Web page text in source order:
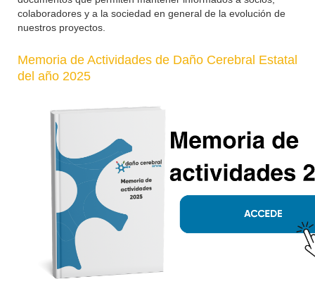
colaboradores y a la sociedad en general de la evolución de
nuestros proyectos.
Memoria de Actividades de Daño Cerebral Estatal
del año 2025